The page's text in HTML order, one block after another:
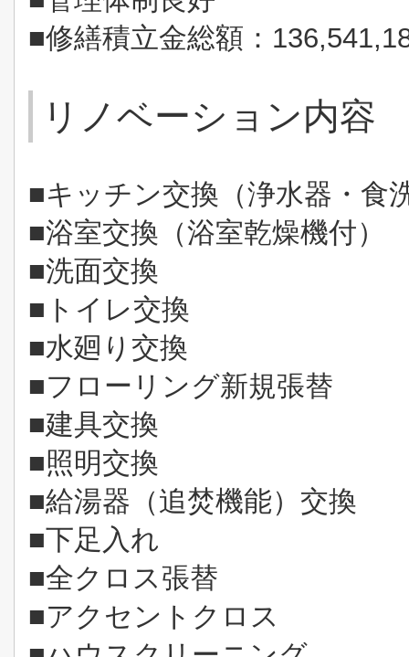
■修繕積立金総額：
リノベーション内容
■キッチン交換（浄水器・ 食
■浴室交換（浴室乾燥機付）
■洗面交換
■トイレ交換
■水廻り交換
■フローリング新規張替
■建具交換
■照明交換
■給湯器（追焚機能）交換
■下足入れ
■全クロス張替
■アクセントクロス